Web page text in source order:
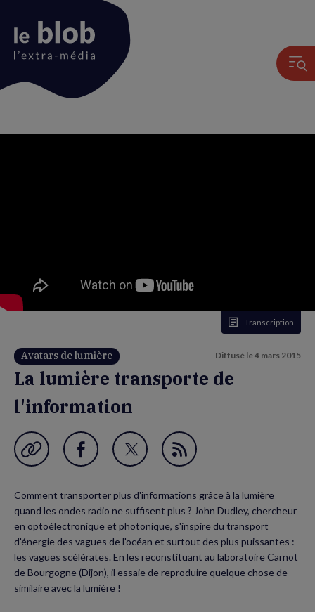
Transcription
Avatars de lumière Diffusé le4 mars 2015
La lumière transporte de
l'information
Garder en favori
Partager
Facebook
(nouvelle
fenêtre)
Partager
Twitter
(nouvelle
fenêtre)
Flux
Comment transporter plus d'informations grâce à la lumière
quand les ondes radio ne suffisent plus ? John Dudley, chercheur
en optoélectronique et photonique, s'inspire du transport
d'énergie des vagues de l'océan et surtout des plus puissantes :
les vagues scélérates. En les reconstituant au laboratoire Carnot
de Bourgogne (Dijon), il essaie de reproduire quelque chose de
similaire avec la lumière !